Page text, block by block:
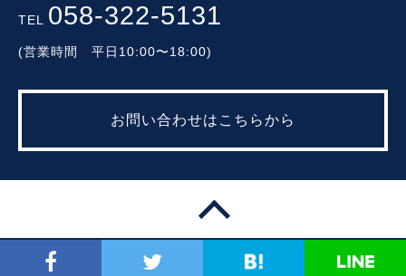
TEL 058-322-5131
(営業時間 平日10:00〜18:00)
お問い合わせはこちらから
© 2014-2026 LinkStory co., Ltd.